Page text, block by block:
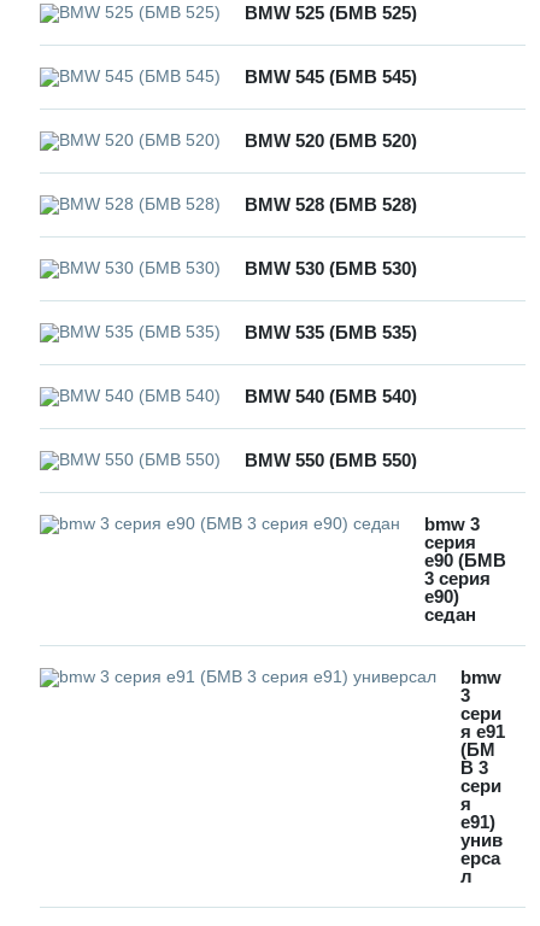
BMW 525 (БМВ 525)
BMW 545 (БМВ 545)
BMW 520 (БМВ 520)
BMW 528 (БМВ 528)
BMW 530 (БМВ 530)
BMW 535 (БМВ 535)
BMW 540 (БМВ 540)
BMW 550 (БМВ 550)
bmw 3
серия
e90 (БМВ
3 серия
е90)
седан
bmw
3
сери
я e91
(БМ
В 3
сери
я
е91)
унив
ерса
л